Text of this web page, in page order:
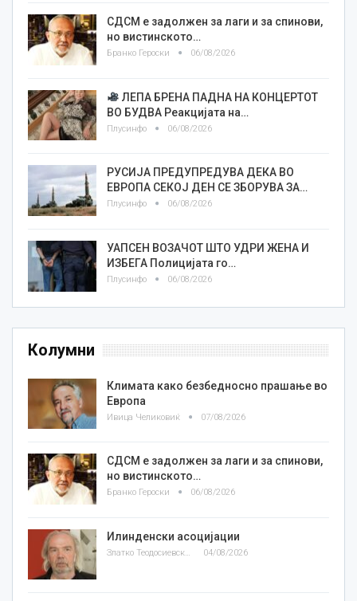
СДСМ е задолжен за лаги и за спинови,
но вистинското…
Бранко Героски 06/08/2026
ЛЕПА БРЕНА ПАДНА НА КОНЦЕРТОТ
ВО БУДВА Реакцијата на…
Плусинфо 06/08/2026
РУСИЈА ПРЕДУПРЕДУВА ДЕКА ВО
ЕВРОПА СЕКОЈ ДЕН СЕ ЗБОРУВА ЗА…
Плусинфо 06/08/2026
УАПСЕН ВОЗАЧОТ ШТО УДРИ ЖЕНА И
ИЗБЕГА Полицијата го…
Плусинфо 06/08/2026
Колумни
Климата како безбедносно прашање во
Европа
Ивица Челиковиќ 07/08/2026
СДСМ е задолжен за лаги и за спинови,
но вистинското…
Бранко Героски 06/08/2026
Илинденски асоцијации
Златко Теодосиевски 04/08/2026